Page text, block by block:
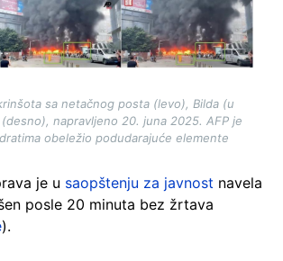
sa netačnog posta (levo), Bilda (u
napravljeno 20. juna 2025. AFP je
obeležio podudarajuće elemente
je u saopštenju za javnost navela
posle 20 minuta bez žrtava
).